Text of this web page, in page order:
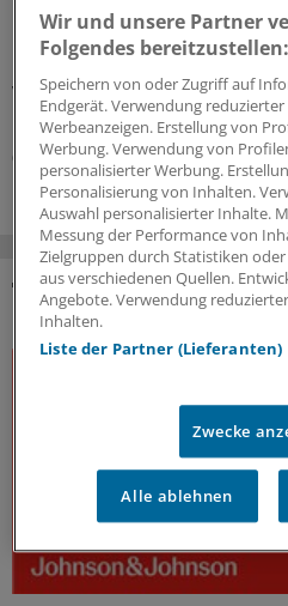
Der WIdO-Qualitätsmonitor
komplexe Tumoroperationen
Krankenhaus aus. Damit
Versorgung auf weniger
Kooperation|In Kooperation mit:
06.08.2026
DAS KÖNNTE SIE
Wir und unsere Partner
Folgendes bereitzustellen:
Speichern von oder Zugriff auf
Endgerät. Verwendung
Werbeanzeigen. Erstellung von
Werbung. Verwendung von
personalisierter Werbung.
Personalisierung von Inhalten.
Auswahl personalisierter Inhalte.
Messung der Performance von
Zielgruppen durch Statistiken
aus verschiedenen Quellen.
Angebote. Verwendung
Inhalten.
Liste der Partner (Lieferanten)
Zwecke
Alle ablehnen